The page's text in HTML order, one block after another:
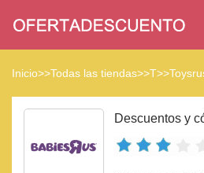
Inicio>>Todas las tiendas>>T>>